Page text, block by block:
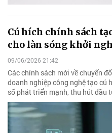
Cú hích chính sách
cho làn sóng khởi
09/06/2026 21:42
Các chính sách mới về chuyển
doanh nghiệp công nghệ tạo cú
số phát triển mạnh, thu hút đầu